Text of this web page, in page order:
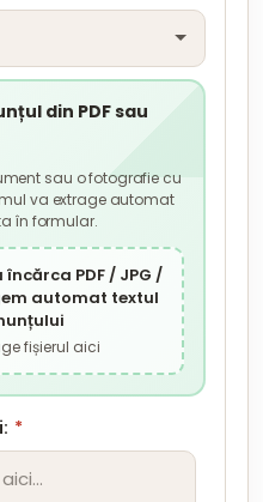
din PDF sau
sau o fotografie cu
va extrage automat
în formular.
PDF / JPG /
automat textul
fișierul aici
*